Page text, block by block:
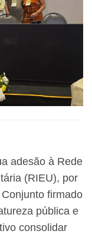
adesão à Rede
(RIEU), por
firmado
pública e
consolidar